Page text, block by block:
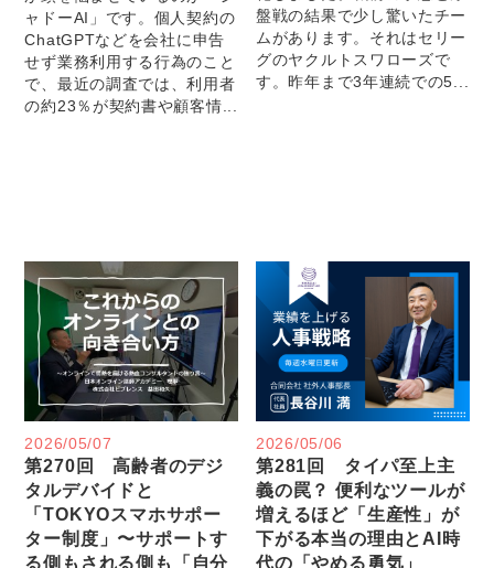
ャドーAI」です。個人契約の
ChatGPTなどを会社に申告
せず業務利用する行為のこと
で、最近の調査では、利用者
の約23％が契約書や顧客情...
盤戦の結果で少し驚いたチー
ムがあります。それはセリー
グのヤクルトスワローズで
す。昨年まで3年連続での5...
2026/05/07
第270回 高齢者のデジ
タルデバイドと
「TOKYOスマホサポー
ター制度」〜サポートす
る側もされる側も「自分
2026/05/06
第281回 タイパ至上主
義の罠？ 便利なツールが
増えるほど「生産性」が
下がる本当の理由とAI時
代の「やめる勇気」